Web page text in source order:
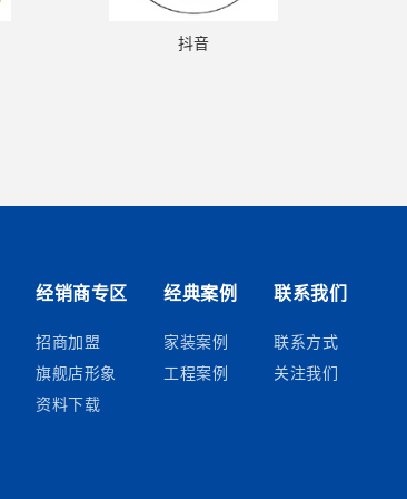
抖音
经销商专区
招商加盟
旗舰店形象
资料下载
经典案例
家装案例
工程案例
联系我们
联系方式
关注我们